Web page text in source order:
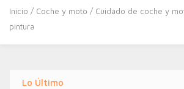
Inicio / Coche y moto / Cuidado de coche y
pintura
Lo Último